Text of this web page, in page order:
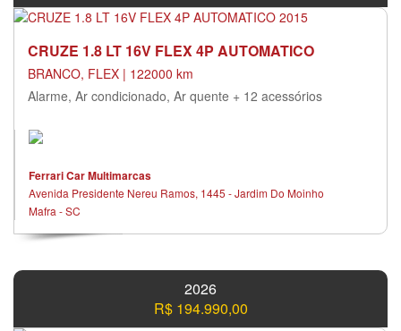
CRUZE 1.8 LT 16V FLEX 4P AUTOMATICO
BRANCO, FLEX | 122000 km
Alarme, Ar condicionado, Ar quente + 12 acessórios
Ferrari Car Multimarcas
Avenida Presidente Nereu Ramos, 1445 - Jardim Do Moinho
Mafra - SC
2026
R$ 194.990,00